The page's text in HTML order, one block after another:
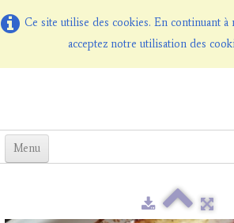
Ce site utilise des cookies. En continuant à
acceptez notre utilisation des
Menu
Übernachtung mit Frühstück
La Table d'Hôtes▼